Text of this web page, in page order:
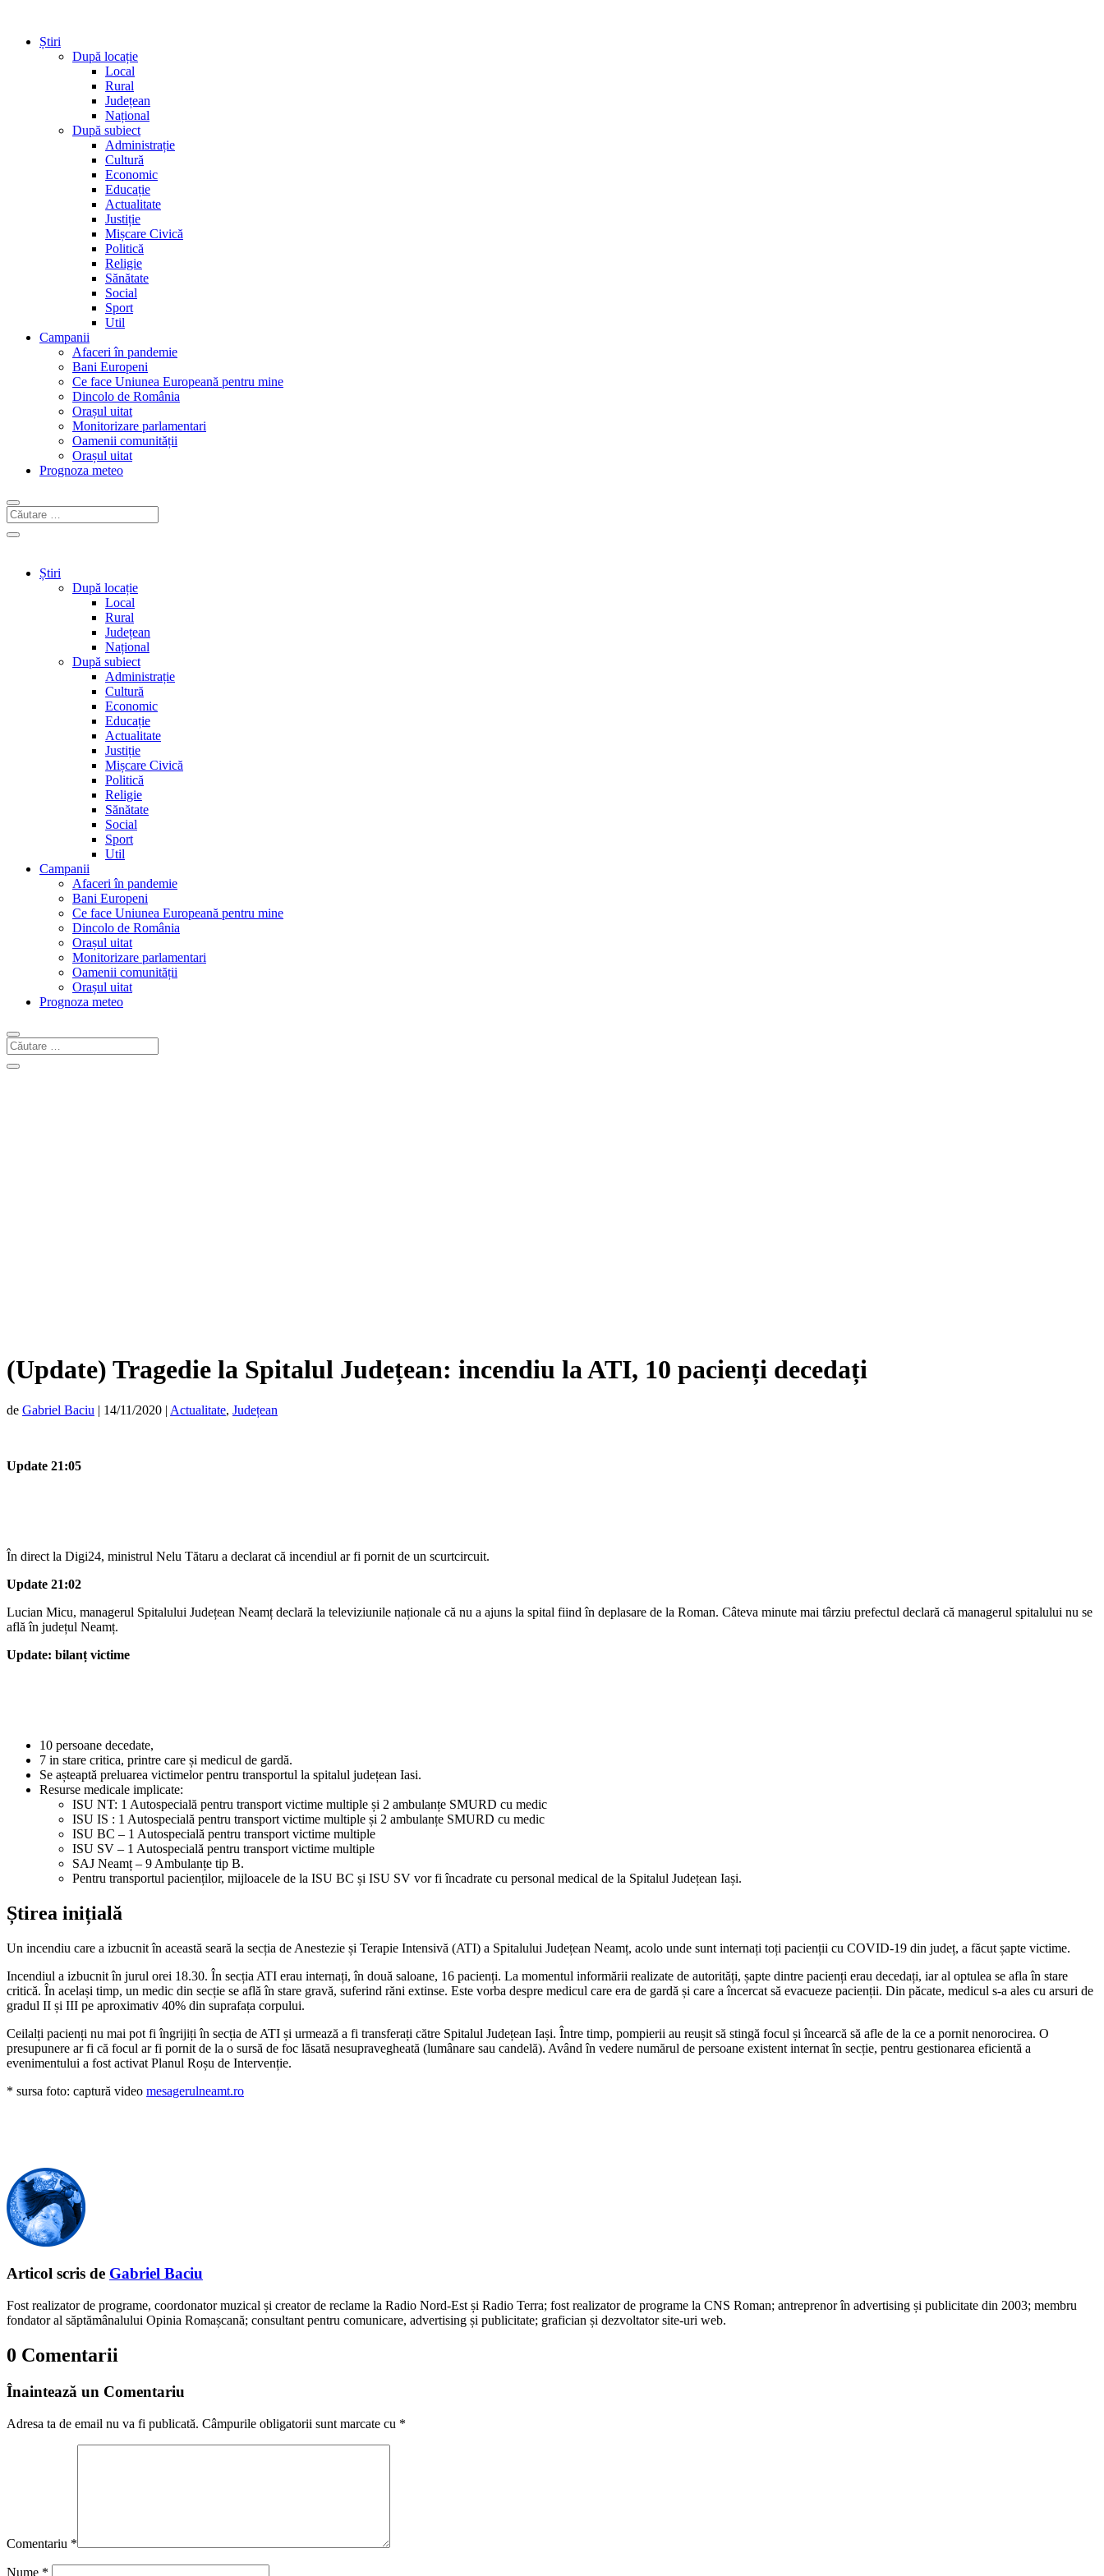
Știri
După locație
Local
Rural
Județean
Național
După subiect
Administrație
Cultură
Economic
Educație
Actualitate
Justiție
Mișcare Civică
Politică
Religie
Sănătate
Social
Sport
Util
Campanii
Afaceri în pandemie
Bani Europeni
Ce face Uniunea Europeană pentru mine
Dincolo de România
Orașul uitat
Monitorizare parlamentari
Oamenii comunității
Orașul uitat
Prognoza meteo
Știri
După locație
Local
Rural
Județean
Național
După subiect
Administrație
Cultură
Economic
Educație
Actualitate
Justiție
Mișcare Civică
Politică
Religie
Sănătate
Social
Sport
Util
Campanii
Afaceri în pandemie
Bani Europeni
Ce face Uniunea Europeană pentru mine
Dincolo de România
Orașul uitat
Monitorizare parlamentari
Oamenii comunității
Orașul uitat
Prognoza meteo
(Update) Tragedie la Spitalul Județean: incendiu la ATI, 10 pacienți decedați
de Gabriel Baciu | 14/11/2020 | Actualitate, Județean
Update 21:05
În direct la Digi24, ministrul Nelu Tătaru a declarat că incendiul ar fi pornit de un scurtcircuit.
Update 21:02
Lucian Micu, managerul Spitalului Județean Neamț declară la televiziunile naționale că nu a ajuns la spital fiind în deplasare de la Roman. Câteva minute mai târziu prefectul declară că managerul spitalului nu se
află în județul Neamț.
Update: bilanț victime
10 persoane decedate,
7 in stare critica, printre care și medicul de gardă.
Se așteaptă preluarea victimelor pentru transportul la spitalul județean Iasi.
Resurse medicale implicate:
ISU NT: 1 Autospecială pentru transport victime multiple și 2 ambulanțe SMURD cu medic
ISU IS : 1 Autospecială pentru transport victime multiple și 2 ambulanțe SMURD cu medic
ISU BC – 1 Autospecială pentru transport victime multiple
ISU SV – 1 Autospecială pentru transport victime multiple
SAJ Neamț – 9 Ambulanțe tip B.
Pentru transportul pacienților, mijloacele de la ISU BC și ISU SV vor fi încadrate cu personal medical de la Spitalul Județean Iași.
Știrea inițială
Un incendiu care a izbucnit în această seară la secția de Anestezie și Terapie Intensivă (ATI) a Spitalului Județean Neamț, acolo unde sunt internați toți pacienții cu COVID-19 din județ, a făcut șapte victime.
Incendiul a izbucnit în jurul orei 18.30. În secția ATI erau internați, în două saloane, 16 pacienți. La momentul informării realizate de autorități, șapte dintre pacienți erau decedați, iar al optulea se afla în stare
critică. În același timp, un medic din secție se află în stare gravă, suferind răni extinse. Este vorba despre medicul care era de gardă și care a încercat să evacueze pacienții. Din păcate, medicul s-a ales cu arsuri de
gradul II și III pe aproximativ 40% din suprafața corpului.
Ceilalți pacienți nu mai pot fi îngrijiți în secția de ATI și urmează a fi transferați către Spitalul Județean Iași. Între timp, pompierii au reușit să stingă focul și încearcă să afle de la ce a pornit nenorocirea. O
presupunere ar fi că focul ar fi pornit de la o sursă de foc lăsată nesupravegheată (lumânare sau candelă). Având în vedere numărul de persoane existent internat în secție, pentru gestionarea eficientă a
evenimentului a fost activat Planul Roșu de Intervenție.
* sursa foto: captură video mesagerulneamt.ro
Articol scris de Gabriel Baciu
Fost realizator de programe, coordonator muzical și creator de reclame la Radio Nord-Est și Radio Terra; fost realizator de programe la CNS Roman; antreprenor în advertising și publicitate din 2003; membru
fondator al săptămânalului Opinia Romașcană; consultant pentru comunicare, advertising și publicitate; grafician și dezvoltator site-uri web.
0 Comentarii
Înaintează un Comentariu
Adresa ta de email nu va fi publicată. Câmpurile obligatorii sunt marcate cu *
Comentariu *
Nume *